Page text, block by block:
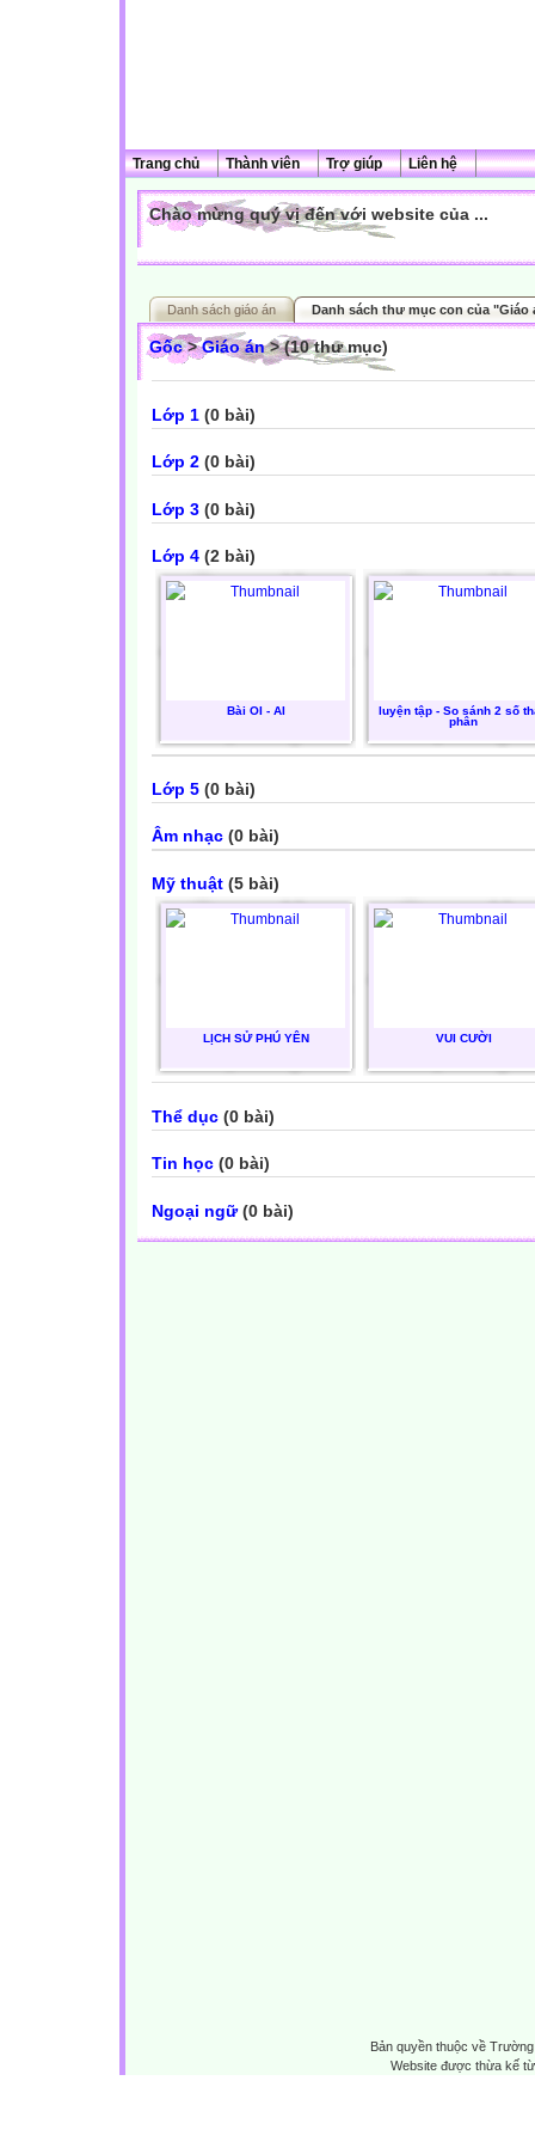
Trang chủ Thành viên Trợ giúp Liên hệ
Chào mừng quý vị đến với website của ...
Danh sách giáo án Danh sách thư mục con của "Giáo
Gốc>Giáo án> (10 thư mục)
Lớp 1 (0 bài)
Lớp 2 (0 bài)
Lớp 3 (0 bài)
Lớp 4 (2 bài)
Bài OI - AI
luyện tập - So sánh 2 số
phân
Lớp 5 (0 bài)
Âm nhạc (0 bài)
Mỹ thuật (5 bài)
LỊCH SỬ PHÚ YÊN VUI CƯỜI
Thể dục (0 bài)
Tin học (0 bài)
Ngoại ngữ(0 bài)
Bản quyền thuộc về
Website được thừa kế